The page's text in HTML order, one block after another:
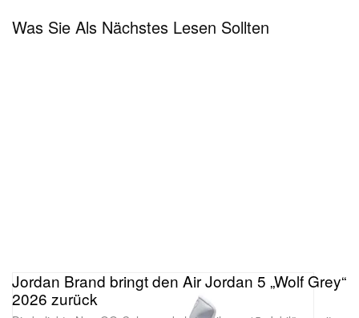
Was Sie Als Nächstes Lesen Sollten
Jordan Brand bringt den Air Jordan 5 „Wolf Grey“
2026 zurück